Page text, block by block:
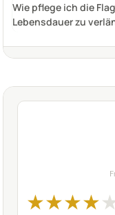
Wie pflege ich die
Lebensdauer zu
★★★★